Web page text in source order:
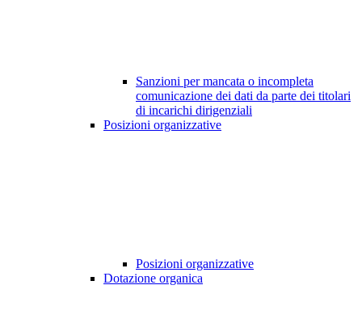
Sanzioni per mancata o incompleta
comunicazione dei dati da parte dei titolari
di incarichi dirigenziali
Posizioni organizzative
Posizioni organizzative
Dotazione organica